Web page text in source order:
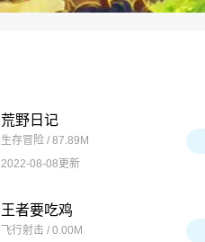
荒野日记
生存冒险 / 87.89M
2022-08-08更新
王者要吃鸡
飞行射击 / 0.00M